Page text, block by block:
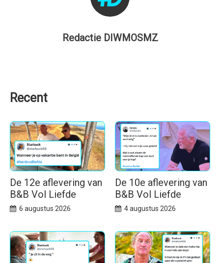
Redactie DIWMOSMZ
Recent
De 12e aflevering van
B&B Vol Liefde
6 augustus 2026
De 10e aflevering van
B&B Vol Liefde
4 augustus 2026